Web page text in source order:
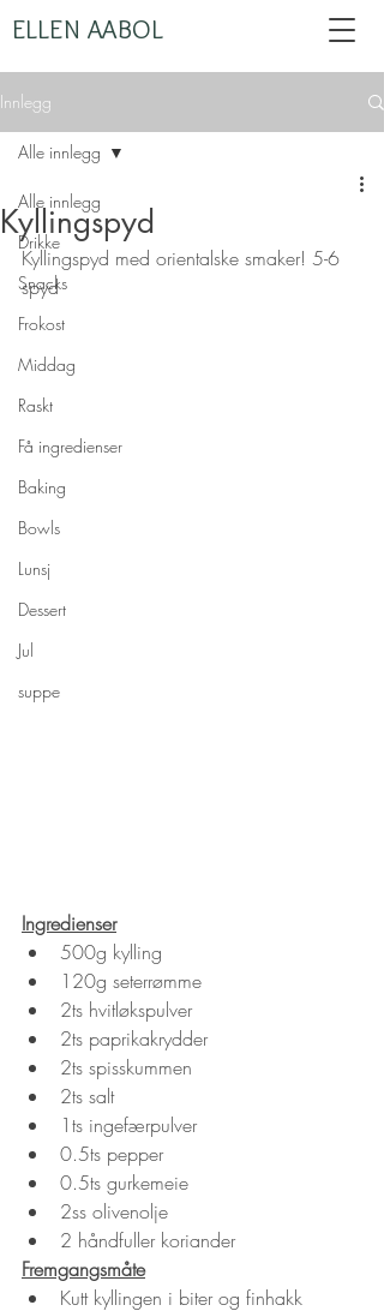
ELLEN AABOL
Innlegg
Alle innlegg
Drikke
Snacks
Frokost
Middag
Raskt
Få ingredienser
Baking
Bowls
Lunsj
Dessert
Jul
suppe
Alle innlegg
Kyllingspyd
Kyllingspyd med orientalske smaker! 5-6
spyd
Ingredienser
500g kylling
120g seterrømme
2ts hvitløkspulver
2ts paprikakrydder
2ts spisskummen
2ts salt
1ts ingefærpulver
0.5ts pepper
0.5ts gurkemeie
2ss olivenolje
2 håndfuller koriander
Fremgangsmåte
Kutt kyllingen i biter og finhakk